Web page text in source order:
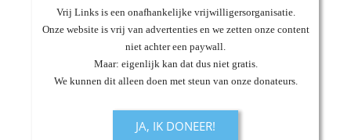
Vrij Links is een onafhankelijke vrijwilligersorganisatie.
Onze website is vrij van advertenties en we zetten onze content
niet achter een paywall.
Maar: eigenlijk kan dat dus niet gratis.
We kunnen dit alleen doen met steun van onze donateurs.
JA, IK DONEER!